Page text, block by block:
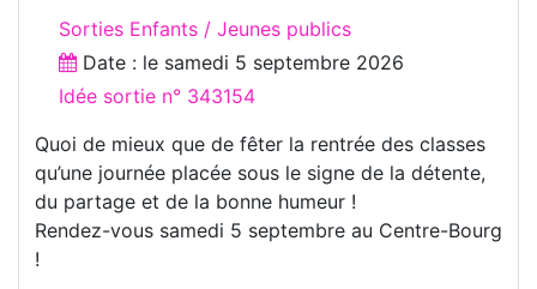
Sorties Enfants / Jeunes publics
Date : le samedi 5 septembre 2026
Idée sortie n° 343154
Quoi de mieux que de fêter la rentrée des classes
qu’une journée placée sous le signe de la détente,
du partage et de la bonne humeur !
Rendez-vous samedi 5 septembre au Centre-Bourg
!